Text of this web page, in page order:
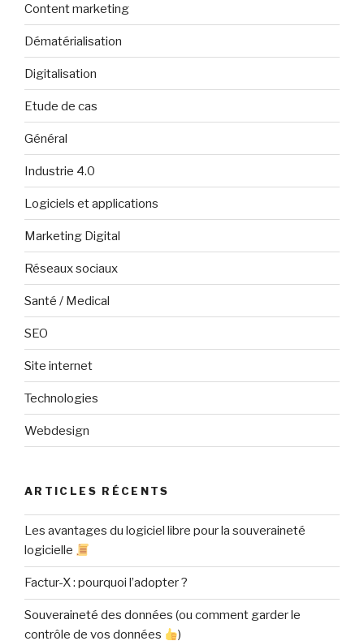
Content marketing
Dématérialisation
Digitalisation
Etude de cas
Général
Industrie 4.0
Logiciels et applications
Marketing Digital
Réseaux sociaux
Santé / Medical
SEO
Site internet
Technologies
Webdesign
ARTICLES RÉCENTS
Les avantages du logiciel libre pour la souveraineté
logicielle
Factur-X : pourquoi l’adopter ?
Souveraineté des données (ou comment garder le
contrôle de vos données
)